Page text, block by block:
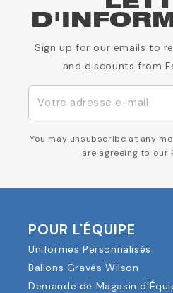
Sign up for our emails to
and discounts from
You may unsubscribe at any
are agreeing to our
POUR L'ÉQUIPE
Uniformes Personnalisés
Ballons Gravés Wilson
Demande de Magasin